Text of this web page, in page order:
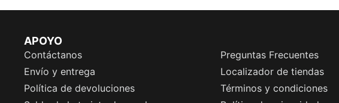
APOYO
Contáctanos
Preguntas Frecuentes
Envío y entrega
Localizador de tiendas
Política de devoluciones
Términos y condiciones